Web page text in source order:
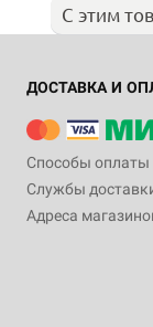
С этим
ДОСТАВКА И
Способы оплаты
Службы
Адреса